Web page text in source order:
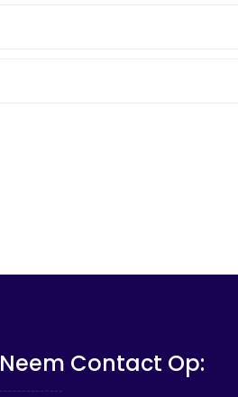
Neem Contact Op: